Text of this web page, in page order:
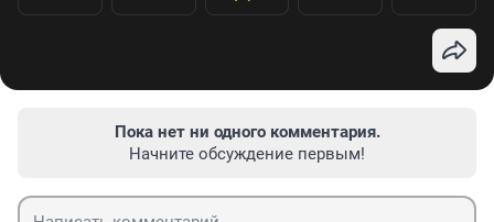
Пока нет ни одного комментария.
Начните обсуждение первым!